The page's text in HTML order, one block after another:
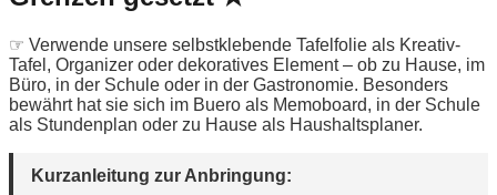
☞ Verwende unsere selbstklebende Tafelfolie als Kreativ-
Tafel, Organizer oder dekoratives Element – ob zu Hause, im
Büro, in der Schule oder in der Gastronomie. Besonders
bewährt hat sie sich im Buero als Memoboard, in der Schule
als Stundenplan oder zu Hause als Haushaltsplaner.
Kurzanleitung zur Anbringung: